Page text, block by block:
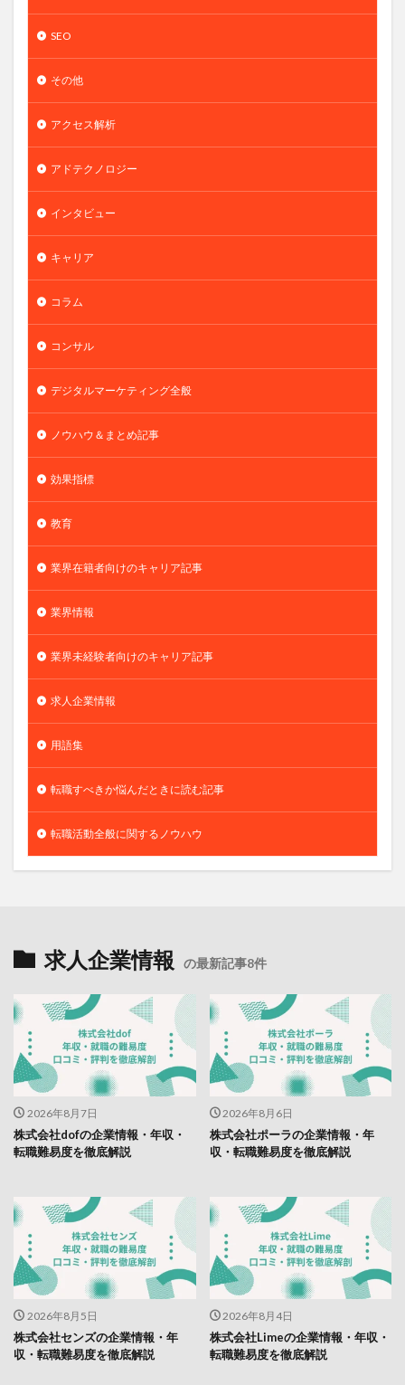
SEO
その他
アクセス解析
アドテクノロジー
インタビュー
キャリア
コラム
コンサル
デジタルマーケティング全般
ノウハウ＆まとめ記事
効果指標
教育
業界在籍者向けのキャリア記事
業界情報
業界未経験者向けのキャリア記事
求人企業情報
用語集
転職すべきか悩んだときに読む記事
転職活動全般に関するノウハウ
求人企業情報 の最新記事8件
2026年8月7日
株式会社dofの企業情報・年収・
転職難易度を徹底解説
2026年8月6日
株式会社ポーラの企業情報・年
収・転職難易度を徹底解説
2026年8月5日
株式会社センズの企業情報・年
収・転職難易度を徹底解説
2026年8月4日
株式会社Limeの企業情報・年収・
転職難易度を徹底解説